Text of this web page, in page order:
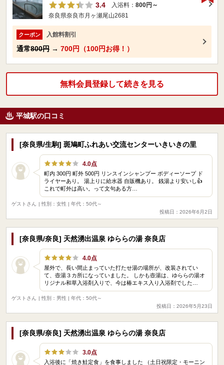
3.4
入浴料： 800円～
奈良県奈良市月ヶ瀬尾山2681
クーポン 入館料割引
通常800円 → 700円（100円お得！）
無料会員登録して続きを見る
平城駅の口コミ
[奈良県/生駒] 斑鳩町ふれあい交流センターいきいきの里
4.0点
町内 300円 町外 500円 リンスインシャンプー ボディーソープ ド
ライヤーあり。 湯上りに給水器 自販機あり。 銭湯より安いし👍
これで町外は高い。って文句ある方…
ゲストさん
| 性別：女性 | 年代：50代～
投稿日：2026年6月2日
[奈良県/奈良] 天然湧出温泉 ゆららの湯 奈良店
4.0点
屋外で、長い間止まっていた打たせ湯の場所が、改装されてい
て、壺湯３カ所になっていました。 しかも壺湯は、ゆららの湯オ
リジナル和草入浴剤入りで、今は椿エキス入り入浴剤でした…
ゲストさん
| 性別：男性 | 年代：50代～
投稿日：2026年5月23日
[奈良県/奈良] 天然湧出温泉 ゆららの湯 奈良店
3.0点
入浴後に「焼き鮭定食」を食事しました （土日祝限定・モーニン